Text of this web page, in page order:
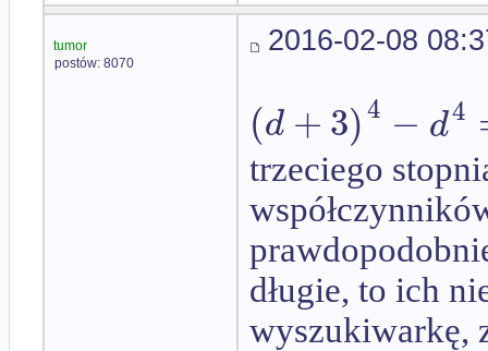
tumor
postów: 8070
2016-02-08
(d +3)4 − d4
trzeciego
długie, to ich
wyszukiwarkę,